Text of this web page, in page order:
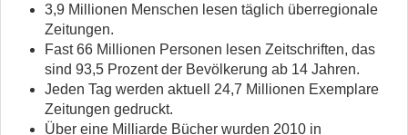
3,9 Millionen Menschen lesen täglich überregionale
Zeitungen.
Fast 66 Millionen Personen lesen Zeitschriften, das
sind 93,5 Prozent der Bevölkerung ab 14 Jahren.
Jeden Tag werden aktuell 24,7 Millionen Exemplare
Zeitungen gedruckt.
Über eine Milliarde Bücher wurden 2010 in